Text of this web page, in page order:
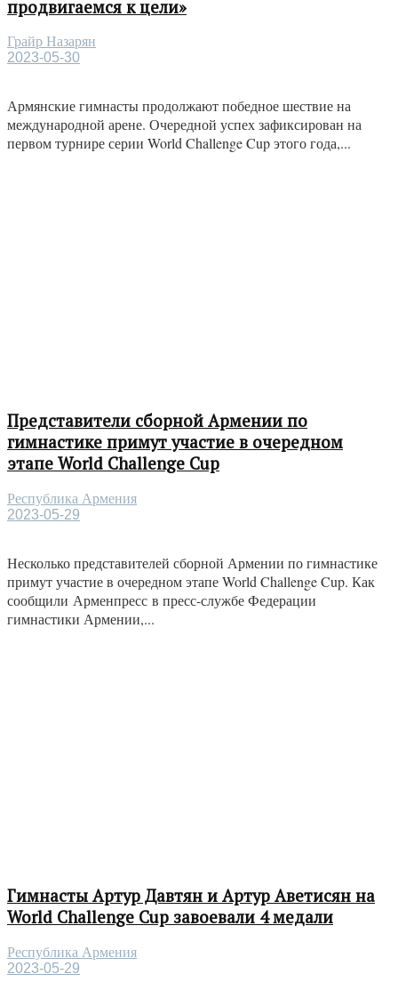
продвигаемся к цели»
Грайр Назарян
2023-05-30
Армянские гимнасты продолжают победное шествие на
международной арене. Очередной успех зафиксирован на
первом турнире серии World Challenge Cup этого года,...
Представители сборной Армении по
гимнастике примут участие в очередном
этапе World Challenge Cup
Республика Армения
2023-05-29
Несколько представителей сборной Армении по гимнастике
примут участие в очередном этапе World Challenge Cup. Как
сообщили Арменпресс в пресс-службе Федерации
гимнастики Армении,...
Гимнасты Артур Давтян и Артур Аветисян на
World Challenge Cup завоевали 4 медали
Республика Армения
2023-05-29